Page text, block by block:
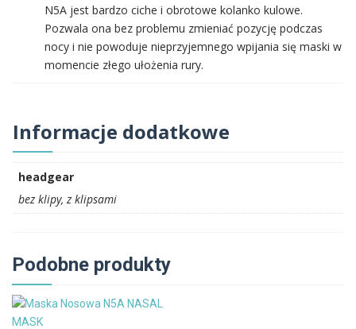
N5A jest bardzo ciche i obrotowe kolanko kulowe.
Pozwala ona bez problemu zmieniać pozycję podczas
nocy i nie powoduje nieprzyjemnego wpijania się maski w
momencie złego ułożenia rury.
Informacje dodatkowe
headgear
bez klipy, z klipsami
Podobne produkty